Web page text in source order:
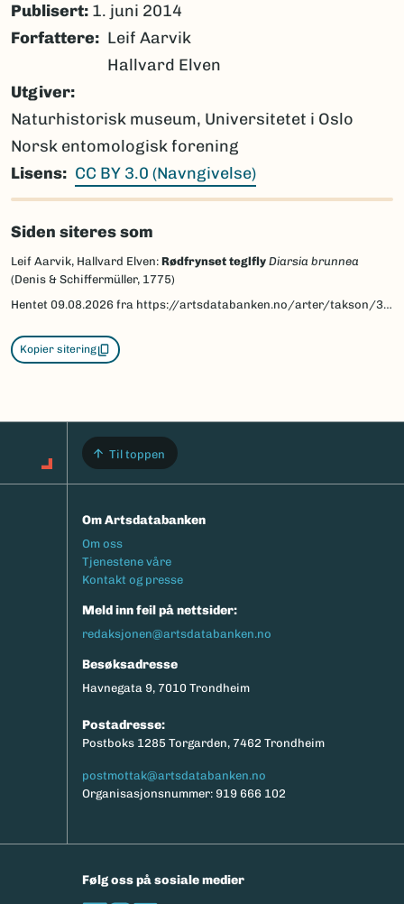
Publisert: 1. juni 2014
Forfattere
Leif Aarvik
Hallvard Elven
Utgiver
Naturhistorisk museum, Universitetet i Oslo
Norsk entomologisk forening
Lisens
CC BY 3.0 (Navngivelse)
Siden siteres som
Leif Aarvik, Hallvard Elven: Rødfrynset teglfly Diarsia brunnea
(Denis & Schiffermüller, 1775)
Hentet 09.08.2026 fra https://artsdatabanken.no/arter/takson/30937/beskrivelse
Kopier sitering
Til toppen
Om Artsdatabanken
Footermeny
Om oss
Tjenestene våre
Kontakt og presse
Meld inn feil på nettsider:
redaksjonen@artsdatabanken.no
Besøksadresse
Havnegata 9, 7010 Trondheim
Postadresse:
Postboks 1285 Torgarden, 7462 Trondheim
postmottak@artsdatabanken.no
Organisasjonsnummer: 919 666 102
Følg oss på sosiale medier